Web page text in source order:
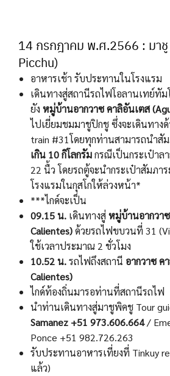
14 กรกฎาคม พ.ศ.2566 : มา
Picchu)
อาหารเช้า รับประทานในโรงแรม
เดินทางสู่สถานีรถไฟโอลานเทย์ทั
ยัง หมู่บ้านอากวาซ คาลิอันเตส (
ไปเยี่ยมชมมาชูปิกชู ซึ่งจะเดินทาง
train #31โดยทุกท่านสามารถนำสั
เกิน 10 กิโลกรัมกรณีเป็นกระเป๋าล
22 นื้ว โดยรถตู้จะนำกระเป๋าสัมภา
โรงแรมในกุสโกให้ล่วงหน้า*
***ไกด์จะเป็น
09.15 น. เดินทางสู่หมู่บ้านอากวา
Calientes)ด้วยรถไฟขบวนที่ 31
ใช้เวลาประมาณ 2 ชั่วโมง
10.52 น.รถไฟถึงสถานี อากวาซ ค
Calientes)
ไกด์ท้องถิ่นมารอท่านที่สถานีรถไฟ
นำท่านเดินทางสู่มาชูพิคชู Tour
Samanez +51 973.606.664/
Ponce +51 982.726.263
รับประทานอาหารเที่ยงที่ Tinkuy
แล้ว)